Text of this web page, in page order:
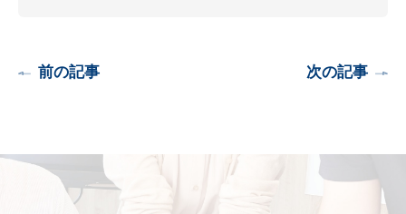
前の記事 次の記事